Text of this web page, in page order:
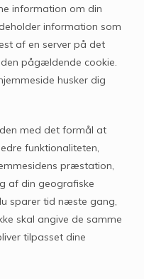
information om din
information som
af en server på det
pågældende cookie.
husker dig
med det formål at
funktionaliteten,
præstation,
af din geografiske
sparer tid næste gang,
skal angive de samme
tilpasset dine